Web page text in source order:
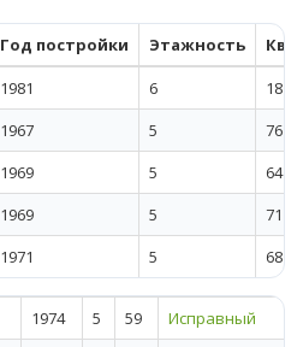
Год постройки Этажность
1981 6
18
1967 5
76
1969 5
64
1969 5
71
1971 5 68
1974 5 59
Исправный